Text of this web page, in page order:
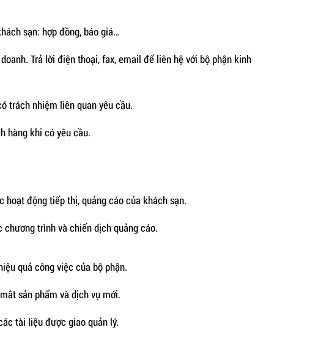
sạn: hợp đồng, báo giá…
Trả lời điện thoại, fax, email để liên hệ với bộ phận kinh
trách nhiệm liên quan yêu cầu.
hàng khi có yêu cầu.
động tiếp thị, quảng cáo của khách sạn.
trình và chiến dịch quảng cáo.
quả công việc của bộ phận.
sản phẩm và dịch vụ mới.
tài liệu được giao quản lý.